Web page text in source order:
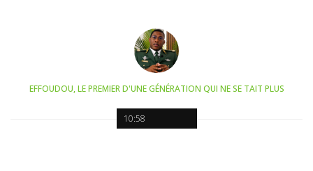
10:58
EFFOUDOU, LE PREMIER D'UNE GÉNÉRATION QUI NE SE TAIT PLUS